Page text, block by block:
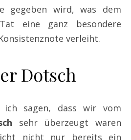
gegeben wird, was dem
eine ganz besondere
verleiht.
Dotsch
ich sagen, dass wir vom
sehr überzeugt waren
nicht nur bereits ein